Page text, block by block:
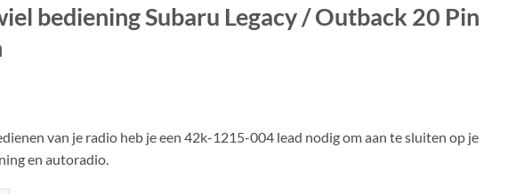
bediening Subaru Legacy / Outback 20 Pin
van je radio heb je een 42k-1215-004 lead nodig om aan te sluiten op je
en autoradio.